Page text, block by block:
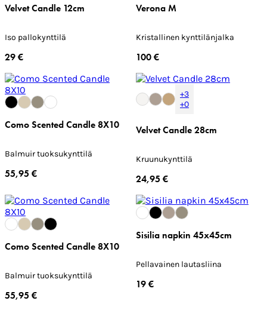
Velvet Candle 12cm
Iso pallokynttilä
29 €
Verona M
Kristallinen kynttilänjalka
100 €
Como Scented Candle 8X10
Balmuir tuoksukynttilä
55,95 €
+3
+0
Velvet Candle 28cm
Kruunukynttilä
24,95 €
Como Scented Candle 8X10
Balmuir tuoksukynttilä
55,95 €
Sisilia napkin 45x45cm
Pellavainen lautasliina
19 €